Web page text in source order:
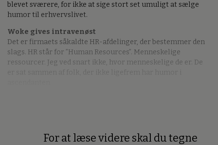
blevet sværere, for ikke at sige stort set umuligt at sælge
humor til erhvervslivet.
Woke gives intravenøst
Det er firmaets såkaldte HR-afdelinger, der bestemmer den
slags. HR står for ”Human Resources”. Menneskelige
ressourcer. Jeg ved snart ikke, hvor menneskelige de er. De
For at læse videre skal du tegne